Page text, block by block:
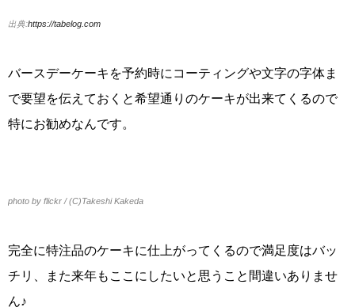
出典:https://tabelog.com
バースデーケーキを予約時にコーティングや文字の字体ま
で要望を伝えておくと希望通りのケーキが出来てくるので
特にお勧めなんです。
photo by flickr / (C)Takeshi Kakeda
完全に特注品のケーキに仕上がってくるので満足度はバッ
チリ、また来年もここにしたいと思うこと間違いありませ
ん♪